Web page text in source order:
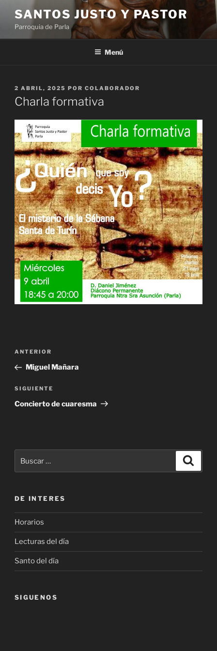
contenido
SANTOS JUSTO Y PASTOR
Parroquia de Parla
Menú
PUBLICADO
EL
2 ABRIL, 2025 POR COLABORADOR
Charla formativa
Navegación
entradas
Entrada
anterior:
ANTERIOR
Miguel Mañara
Siguiente
entrada
SIGUIENTE
Concierto de cuaresma
por:
DE INTERES
Horarios
Lecturas del día
Santo del día
SIGUENOS